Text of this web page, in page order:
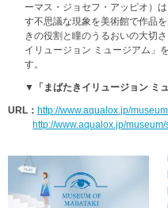
ーマス・ジョセフ・アッピオ）
す不思議な現象を美術館で作品
きの役割と瞳のうるおいの大切
イリュージョン ミュージアム」
す。
▼「まばたきイリュージョン ミ
URL： http://www.aqualox.jp/
http://www.aqualox.jp/museum/